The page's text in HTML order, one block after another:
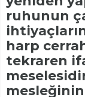
ruhunun
harp
tekraren
mesleğinin